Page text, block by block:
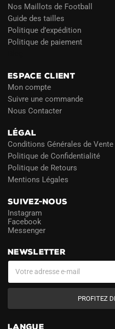
Nos Maillots de Football
Guide des tailles
Politique d’expédition
Politique de paiement
ESPACE CLIENT
Mon compte
Suivre une commande
Nous Contacter
LÉGAL
Conditions Générales de Vente
Politique de Confidentialité
Politique de Retours
Mentions Légales
SUIVEZ-NOUS
Instagram
Facebook
Messenger
NEWSLETTER
PROFITEZ
LANGUE